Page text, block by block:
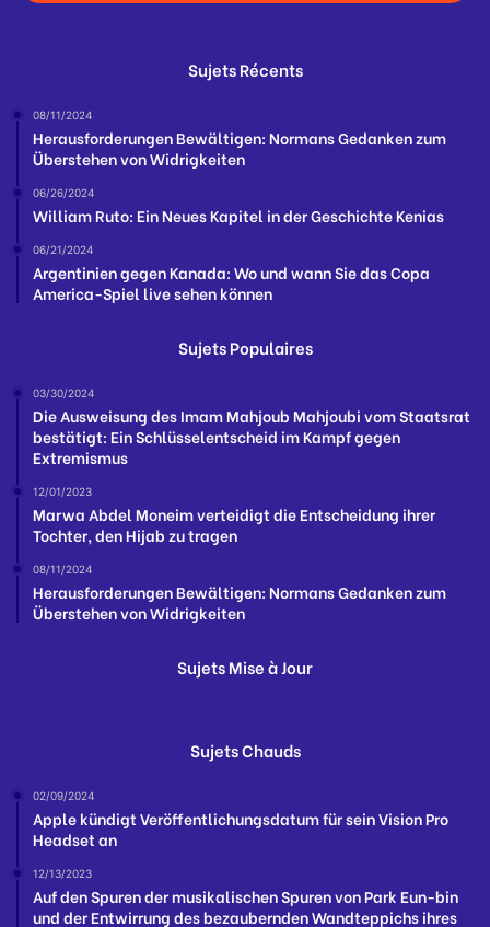
Sujets Récents
08/11/2024
Herausforderungen Bewältigen: Normans Gedanken zum
Überstehen von Widrigkeiten
06/26/2024
William Ruto: Ein Neues Kapitel in der Geschichte Kenias
06/21/2024
Argentinien gegen Kanada: Wo und wann Sie das Copa
America-Spiel live sehen können
Sujets Populaires
03/30/2024
Die Ausweisung des Imam Mahjoub Mahjoubi vom Staatsrat
bestätigt: Ein Schlüsselentscheid im Kampf gegen
Extremismus
12/01/2023
Marwa Abdel Moneim verteidigt die Entscheidung ihrer
Tochter, den Hijab zu tragen
08/11/2024
Herausforderungen Bewältigen: Normans Gedanken zum
Überstehen von Widrigkeiten
Sujets Mise à Jour
Sujets Chauds
02/09/2024
Apple kündigt Veröffentlichungsdatum für sein Vision Pro
Headset an
12/13/2023
Auf den Spuren der musikalischen Spuren von Park Eun-bin
und der Entwirrung des bezaubernden Wandteppichs ihres